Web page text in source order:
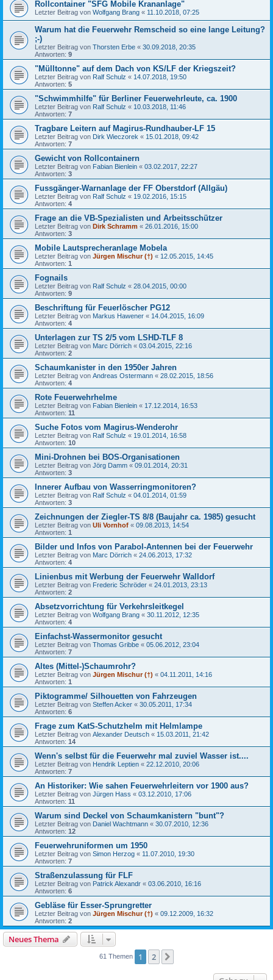
Rollcontainer "SFG Mobile Krananlage"
Letzter Beitrag von Wolfgang Brang « 11.10.2018, 07:25
Warum hat die Feuerwehr Remscheid so eine lange Leitung?
;-)
Letzter Beitrag von Thorsten Erbe « 30.09.2018, 20:35
Antworten: 9
"Mülltonne" auf dem Dach von KS/LF der Kriegszeit?
Letzter Beitrag von Ralf Schulz « 14.07.2018, 19:50
Antworten: 5
"Schwimmhilfe" für Berliner Feuerwehrleute, ca. 1900
Letzter Beitrag von Ralf Schulz « 10.03.2018, 11:46
Antworten: 7
Tragbare Leitern auf Magirus-Rundhauber-LF 15
Letzter Beitrag von Dirk Wieczorek « 15.01.2018, 09:42
Antworten: 7
Gewicht von Rollcontainern
Letzter Beitrag von Fabian Bienlein « 03.02.2017, 22:27
Antworten: 3
Fussgänger-Warnanlage der FF Oberstdorf (Allgäu)
Letzter Beitrag von Ralf Schulz « 19.02.2016, 15:15
Antworten: 4
Frage an die VB-Spezialisten und Arbeitsschützer
Letzter Beitrag von Dirk Schramm « 26.01.2016, 15:00
Antworten: 3
Mobile Lautsprecheranlage Mobela
Letzter Beitrag von Jürgen Mischur (†) « 12.05.2015, 14:45
Antworten: 1
Fognails
Letzter Beitrag von Ralf Schulz « 28.04.2015, 00:00
Antworten: 9
Beschriftung für Feuerlöscher PG12
Letzter Beitrag von Markus Hawener « 14.04.2015, 16:09
Antworten: 4
Unterlagen zur TS 2/5 vom LSHD-TLF 8
Letzter Beitrag von Marc Dörrich « 03.04.2015, 22:16
Antworten: 2
Schaumkanister in den 1950er Jahren
Letzter Beitrag von Andreas Ostermann « 28.02.2015, 18:56
Antworten: 4
Rote Feuerwehrhelme
Letzter Beitrag von Fabian Bienlein « 17.12.2014, 16:53
Antworten: 11
Suche Fotos vom Magirus-Wenderohr
Letzter Beitrag von Ralf Schulz « 19.01.2014, 16:58
Antworten: 10
Mini-Drohnen bei BOS-Organisationen
Letzter Beitrag von Jörg Damm « 09.01.2014, 20:31
Antworten: 3
Innerer Aufbau von Wasserringmonitoren?
Letzter Beitrag von Ralf Schulz « 04.01.2014, 01:59
Antworten: 3
Zeichnungen der Ziegler-TS 8/8 (Baujahr ca. 1985) gesucht
Letzter Beitrag von Uli Vornhof « 09.08.2013, 14:54
Antworten: 1
Bilder und Infos von Parabol-Antennen bei der Feuerwehr
Letzter Beitrag von Marc Dörrich « 24.06.2013, 17:32
Antworten: 4
Linienbus mit Werbung der Feuerwehr Walldorf
Letzter Beitrag von Frederic Schröder « 24.01.2013, 23:13
Antworten: 2
Absetzvorrichtung für Verkehrsleitkegel
Letzter Beitrag von Wolfgang Brang « 30.11.2012, 12:35
Antworten: 4
Einfachst-Wassermonitor gesucht
Letzter Beitrag von Thomas Gribbe « 05.06.2012, 23:04
Antworten: 7
Altes (Mittel-)Schaumrohr?
Letzter Beitrag von Jürgen Mischur (†) « 04.11.2011, 14:16
Antworten: 1
Piktogramme/ Silhouetten von Fahrzeugen
Letzter Beitrag von Steffen Acker « 30.05.2011, 17:34
Antworten: 6
Frage zum KatS-Schutzhelm mit Helmlampe
Letzter Beitrag von Alexander Deutsch « 15.03.2011, 21:42
Antworten: 14
Wenn's selbst für die Feuerwehr mal zuviel Wasser ist....
Letzter Beitrag von Hendrik Leptien « 22.12.2010, 20:06
Antworten: 7
An Historiker: Wie sahen Feuerwehrleitern vor 1900 aus?
Letzter Beitrag von Jürgen Hass « 03.12.2010, 17:06
Antworten: 11
Warum sind Deckel von Schaumkanistern "bunt"?
Letzter Beitrag von Daniel Wachtmann « 30.07.2010, 12:36
Antworten: 12
Feuerwehruniformen um 1950
Letzter Beitrag von Simon Herzog « 11.07.2010, 19:30
Antworten: 7
Straßenzulassung für FLF
Letzter Beitrag von Patrick Alexandr « 03.06.2010, 16:16
Antworten: 6
Gebläse für Esser-Sprungretter
Letzter Beitrag von Jürgen Mischur (†) « 09.12.2009, 16:32
Antworten: 2
Neues Thema
61 Themen 1 2